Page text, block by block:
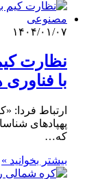
۱۴۰۴/۰۱/۰۷
نظارت
با
ارتباط فردا:
پهپادهای
که…
بیشتر بخوانید »